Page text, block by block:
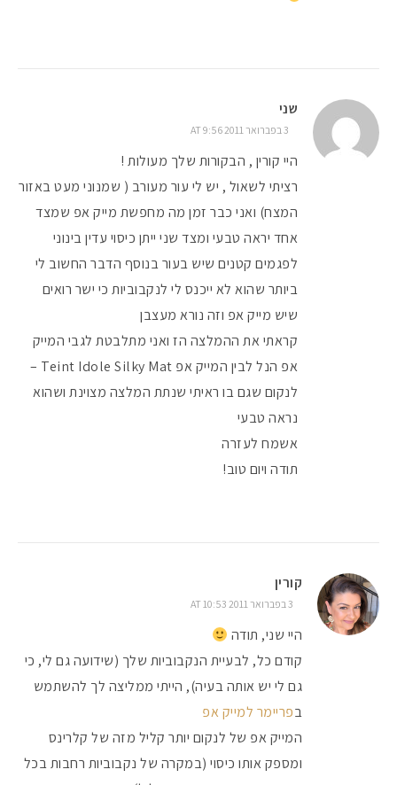
שני
3 בפברואר 2011 AT 9:56
היי קורין , הבקורות שלך מעולות !
רציתי לשאול , יש לי עור מעורב ( שמנוני מעט באזור
המצח) ואני כבר זמן מה מחפשת מייק אפ שמצד
אחד יראה טבעי ומצד שני ייתן כיסוי עדין בינוני
לפגמים קטנים שיש בעור בנוסף הדבר החשוב לי
ביותר שהוא לא ייכנס לי לנקבוביות כי ישר רואים
שיש מייק אפ וזה נורא מעצבן
קראתי את ההמלצה הז ואני מתלבטת לגבי המייק
אפ הנל לבין המייק אפ Teint Idole Silky Mat –
לנקום שגם בו ראיתי שנתת המלצה מצוינת ושהוא
נראה טבעי
אשמח לעזרה
תודה ויום טוב!
קורין
3 בפברואר 2011 AT 10:53
היי שני, תודה
קודם כל, לבעיית הנקבוביות שלך (שידועה גם לי, כי
גם לי יש אותה בעיה), הייתי ממליצה לך להשתמש
בפריימר למייק אפ
המייק אפ של לנקום יותר קליל מזה של קלרינס
ומספק אותו כיסוי (במקרה של נקבוביות רחבות בכל